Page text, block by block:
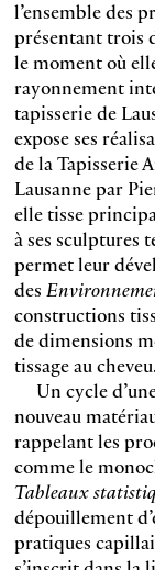
l’ensemble des
présentant trois
le moment où
rayonnement
tapisserie de
expose ses
de la Tapisserie
Lausanne par
elle tisse
à ses sculptures
permet leur
des
constructions
de dimensions
tissage au
Un cycle
nouveau
rappelant les
comme le
Tableaux
dépouillement
pratiques